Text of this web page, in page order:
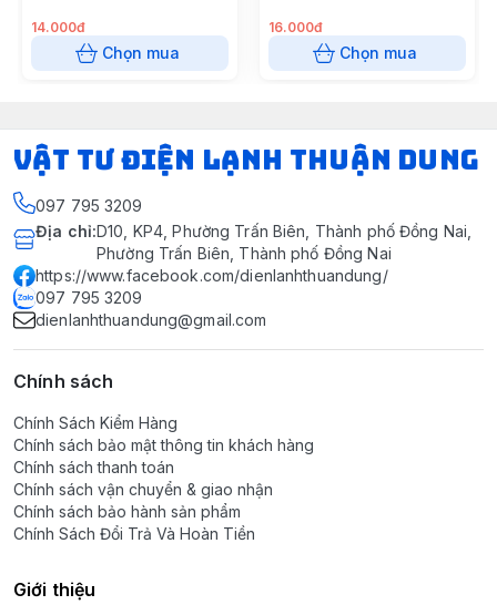
14.000đ
Chọn mua
16.000đ
Chọn mua
VẬT TƯ ĐIỆN LẠNH THUẬN DUNG
097 795 3209
Địa chỉ:D10, KP4, Phường Trấn Biên, Thành phố Đồng Nai,
Phường Trấn Biên, Thành phố Đồng Nai
https://www.facebook.com/dienlanhthuandung/
097 795 3209
dienlanhthuandung@gmail.com
Chính sách
Chính Sách Kiểm Hàng
Chính sách bảo mật thông tin khách hàng
Chính sách thanh toán
Chính sách vận chuyển & giao nhận
Chính sách bảo hành sản phẩm
Chính Sách Đổi Trả Và Hoàn Tiền
Giới thiệu